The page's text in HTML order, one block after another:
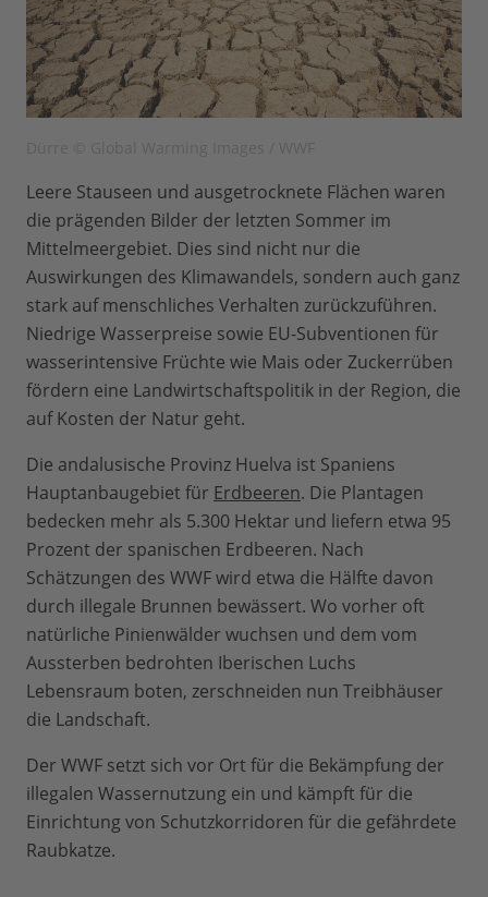
Leere Stauseen und ausgetrocknete Flächen waren
die prägenden Bilder der letzten Sommer im
Mittelmeergebiet. Dies sind nicht nur die
Auswirkungen des Klimawandels, sondern auch ganz
stark auf menschliches Verhalten zurückzuführen.
Niedrige Wasserpreise sowie EU-Subventionen für
wasserintensive Früchte wie Mais oder Zuckerrüben
fördern eine Landwirtschaftspolitik in der Region, die
auf Kosten der Natur geht.
Die andalusische Provinz Huelva ist Spaniens
Hauptanbaugebiet für Erdbeeren. Die Plantagen
bedecken mehr als 5.300 Hektar und liefern etwa 95
Prozent der spanischen Erdbeeren. Nach
Schätzungen des WWF wird etwa die Hälfte davon
durch illegale Brunnen bewässert. Wo vorher oft
natürliche Pinienwälder wuchsen und dem vom
Aussterben bedrohten Iberischen Luchs
Lebensraum boten, zerschneiden nun Treibhäuser
die Landschaft.
Der WWF setzt sich vor Ort für die Bekämpfung der
illegalen Wassernutzung ein und kämpft für die
Einrichtung von Schutzkorridoren für die gefährdete
Raubkatze.